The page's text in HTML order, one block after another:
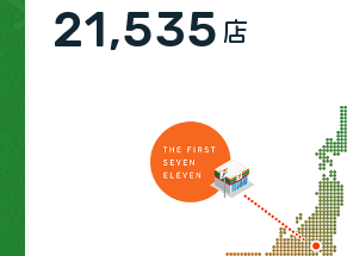
21,535 店
約2,000万人
5兆3,452